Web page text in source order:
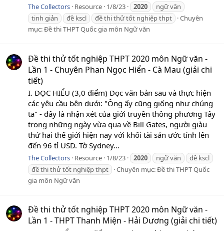
The Collectors Resource 1/8/23 2020
ngữ văn
tinh giản
đề kscl đề thi thử tốt nghiệp thpt
Chuyên
mục:Đề thi THPT Quốc gia môn Ngữ văn
Đề thi thử tốt nghiệp THPT 2020 môn Ngữ văn -
Lần 1 - Chuyên Phan Ngọc Hiển - Cà Mau (giải chi
tiết)
I. ĐỌC HIỂU (3,0 điểm) Đọc văn bản sau và thực hiện
các yêu cầu bên dưới: "Ông ấy cũng giống như chúng
ta" - đây là nhận xét của giới truyền thông phương Tây
trong những ngày vừa qua về Bill Gates, người giàu
thứ hai thế giới hiện nay với khối tài sản ước tính lên
đến 96 tỉ USD. Tờ Sydney...
The Collectors Resource 1/8/23 2020 ngữ văn
đề kscl
đề thi thử tốt nghiệp thpt
Chuyên mục:Đề thi THPT Quốc
gia môn Ngữ văn
Đề thi thử tốt nghiệp THPT 2020 môn Ngữ văn -
Lần 1 - THPT Thanh Miện - Hải Dương (giải chi tiết)